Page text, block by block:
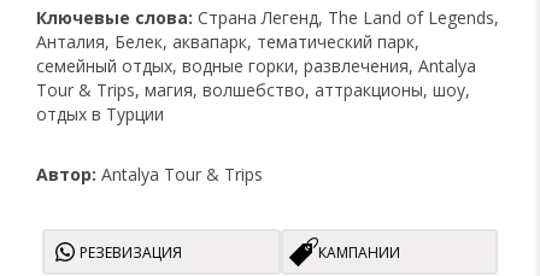
Ключевые слова: Страна Легенд, The Land of Legends,
Анталия, Белек, аквапарк, тематический парк,
семейный отдых, водные горки, развлечения, Antalya
Tour & Trips, магия, волшебство, аттракционы, шоу,
отдых в Турции
Автор: Antalya Tour & Trips
РЕЗЕВИЗАЦИЯ КАМПАНИИ